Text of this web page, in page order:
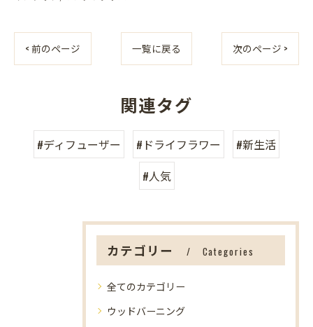
< 前のページ 一覧に戻る 次のページ >
関連タグ
#ディフューザー #ドライフラワー
#新生活
#人気
カテゴリー Categories
全てのカテゴリー
ウッドバーニング